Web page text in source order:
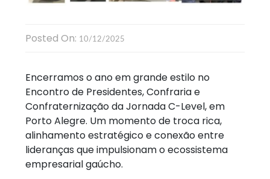
Posted On: 10/12/2025
Encerramos o ano em grande estilo no
Encontro de Presidentes, Confraria e
Confraternização da Jornada C-Level, em
Porto Alegre. Um momento de troca rica,
alinhamento estratégico e conexão entre
lideranças que impulsionam o ecossistema
empresarial gaúcho.